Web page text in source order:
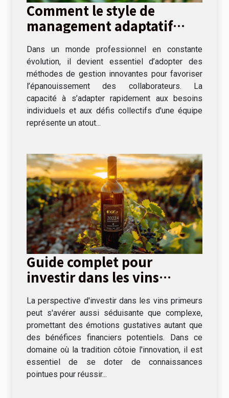
Comment le style de
management adaptatif
peut transformer votre
équipe ?
Dans un monde professionnel en constante
évolution, il devient essentiel d’adopter des
méthodes de gestion innovantes pour favoriser
l’épanouissement des collaborateurs. La
capacité à s’adapter rapidement aux besoins
individuels et aux défis collectifs d'une équipe
représente un atout...
Guide complet pour
investir dans les vins
primeurs de 2024
La perspective d'investir dans les vins primeurs
peut s'avérer aussi séduisante que complexe,
promettant des émotions gustatives autant que
des bénéfices financiers potentiels. Dans ce
domaine où la tradition côtoie l'innovation, il est
essentiel de se doter de connaissances
pointues pour réussir...